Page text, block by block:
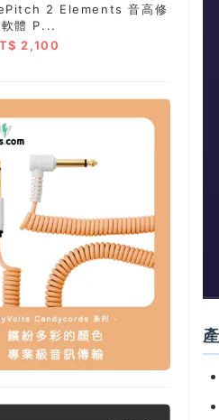
2 Elements 音高修
體 P...
2,100